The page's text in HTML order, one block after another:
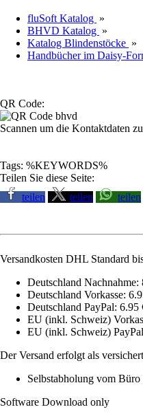
fluSoft Katalog »
BHVD Katalog »
Katalog Blindenstöcke »
Handbücher im Daisy-
QR Code:
Scannen um die Kontaktdaten
Tags: %KEYWORDS%
Teilen Sie diese Seite:
teilen
teilen teilen
Versandkosten DHL Standard
Deutschland Nachnahme:
Deutschland Vorkasse:
Deutschland PayPal: 6.95
EU (inkl. Schweiz)
EU (inkl. Schweiz)
Der Versand erfolgt als
Selbstabholung vom
Software Download only